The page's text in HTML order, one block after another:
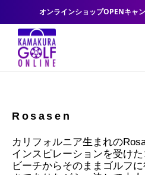
オンラインショップOPENキ
Rosasen
カリフォルニア生まれの
インスピレーションを受けた
ビーチからそのままゴルフ